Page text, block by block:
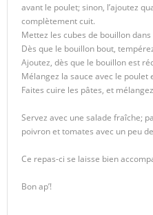
avant le poulet; sinon, l’ajoutez
complètement cuit.
Mettez les cubes de bouillon
Dès que le bouillon bout,
Ajoutez, dès que le bouillon est
Mélangez la sauce avec le
Faites cuire les pâtes, et
Servez avec une salade fraîche;
poivron et tomates avec un peu
Ce repas-ci se laisse bien
Bon ap’!